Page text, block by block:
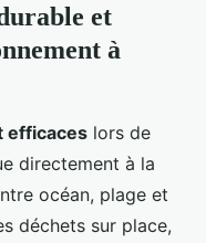
et
à
efficaces lors de
directement à la
océan, plage et
déchets sur place,